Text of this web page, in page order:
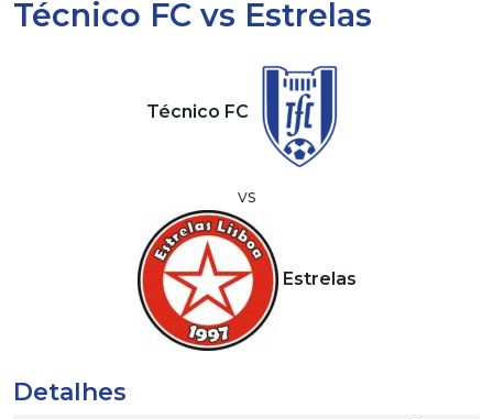
Técnico FC vs Estrelas
Técnico FC
vs
Estrelas
Detalhes